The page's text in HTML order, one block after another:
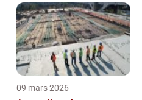
09 mars 2026